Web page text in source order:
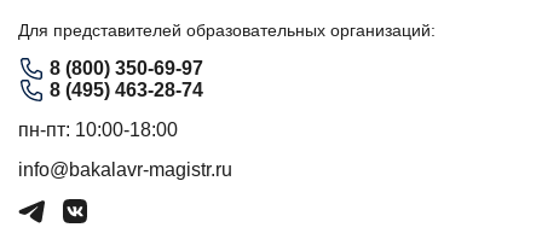
Для представителей образовательных организаций:
8 (800) 350-69-97
8 (495) 463-28-74
пн-пт: 10:00-18:00
info@bakalavr-magistr.ru